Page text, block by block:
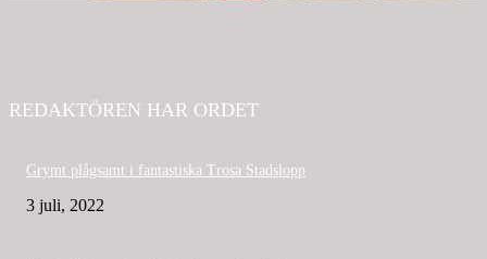
REDAKTÖREN HAR ORDET
Grymt plågsamt i fantastiska Trosa Stadslopp
3 juli, 2022